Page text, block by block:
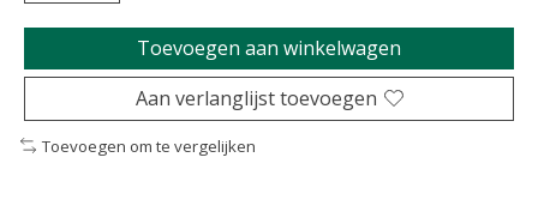
Toevoegen aan winkelwagen
Aan verlanglijst toevoegen
Toevoegen om te vergelijken